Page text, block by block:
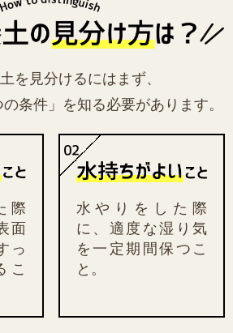
を見分けるにはまず、
の条件」を知る必要があります。
際
面
っ
こ
水やりをした際
に、適度な湿り気
を一定期間保つこ
と。